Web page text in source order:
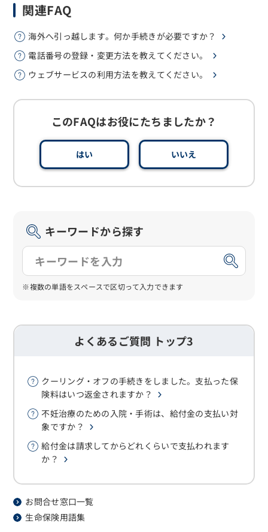
関連FAQ
海外へ引っ越します。何か手続きが必要ですか？
電話番号の登録・変更方法を教えてください。
ウェブサービスの利用方法を教えてください。
このFAQはお役にたちましたか？
はい いいえ
キーワードから探す
※複数の単語をスペースで区切って入力できます
よくあるご質問 トップ3
クーリング・オフの手続きをしました。支払った保
険料はいつ返金されますか？
不妊治療のための入院・手術は、給付金の支払い対
象ですか？
給付金は請求してからどれくらいで支払われます
か？
お問合せ窓口一覧
生命保険用語集